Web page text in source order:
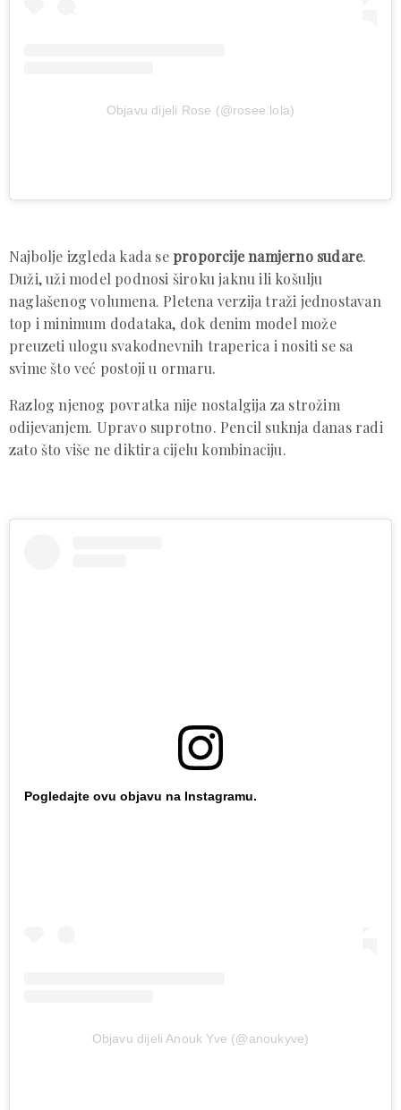
Objavu dijeli Rose (@rosee.lola)
Najbolje izgleda kada seproporcije namjerno sudare.
Duži, uži model podnosi široku jaknu ili košulju
naglašenog volumena. Pletena verzija traži jednostavan
top i minimum dodataka, dok denim model može
preuzeti ulogu svakodnevnih traperica i nositi se sa
svime što već postoji u ormaru.
Razlog njenog povratka nije nostalgija za strožim
odijevanjem. Upravo suprotno. Pencil suknja danas radi
zato što više ne diktira cijelu kombinaciju.
Pogledajte ovu objavu na Instagramu.
Objavu dijeli Anouk Yve (@anoukyve)